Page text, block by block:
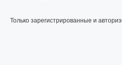
Только зарегистрированные и